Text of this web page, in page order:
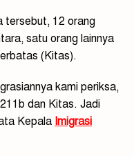
tersebut, 12 orang
satu orang lainnya
(Kitas).
kami periksa,
dan Kitas. Jadi
Kepala Imigrasi